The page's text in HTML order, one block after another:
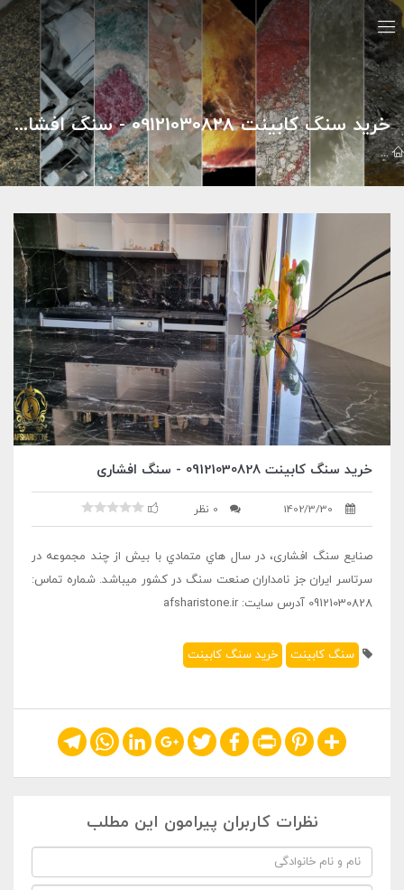
خرید سنگ کابینت 09121030828 - سنگ افشاری
گالري تصاوير نمونه کارهای سنگ افشاری خرید سنگ کابینت 09121030828 - سنگ افشاری
خرید سنگ کابینت 09121030828 - سنگ افشاری
1402/3/30 0 نظر
صنایع سنگ افشاری، در سال هاي متمادي با بیش از چند مجموعه در
سرتاسر ایران جز نامداران صنعت سنگ در کشور میباشد. شماره تماس:
09121030828 آدرس سایت: afsharistone.ir
سنگ کابینت خرید سنگ کابینت
Share
Pinterest
Print
Facebook
Twitter
Google+
LinkedIn
WhatsApp
Telegram
نظرات کاربران پیرامون این مطلب